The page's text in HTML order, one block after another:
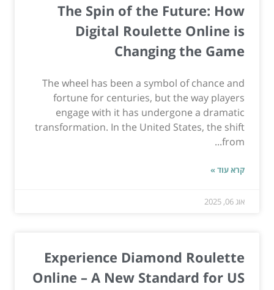
The Spin of the Future: How
Digital Roulette Online is
Changing the Game
The wheel has been a symbol of chance and
fortune for centuries, but the way players
engage with it has undergone a dramatic
transformation. In the United States, the shift
from...
קרא עוד »
אוג 06, 2025
Experience Diamond Roulette
Online – A New Standard for US